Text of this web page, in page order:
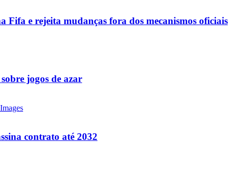
e rejeita mudanças fora dos mecanismos oficiais
jogos de azar
contrato até 2032